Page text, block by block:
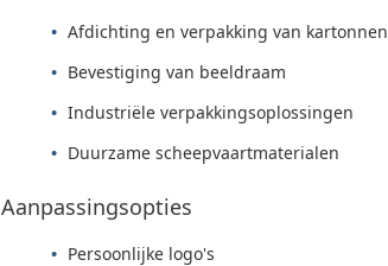
Afdichting en verpakking van kartonnen
Bevestiging van beeldraam
Industriële verpakkingsoplossingen
Duurzame scheepvaartmaterialen
Aanpassingsopties
Persoonlijke logo's